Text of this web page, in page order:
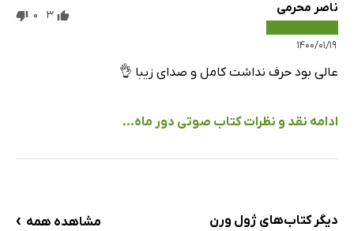
ناصر محرمی
۱۴۰۰/۰۱/۱۹
3
0
عالی بود حرف نداشت کامل و صدای زیبا 👌
ادامه نقد و نظرات کتاب صوتی دور ماه...
دیگر کتاب‌های ژول ورن مشاهده همه ›